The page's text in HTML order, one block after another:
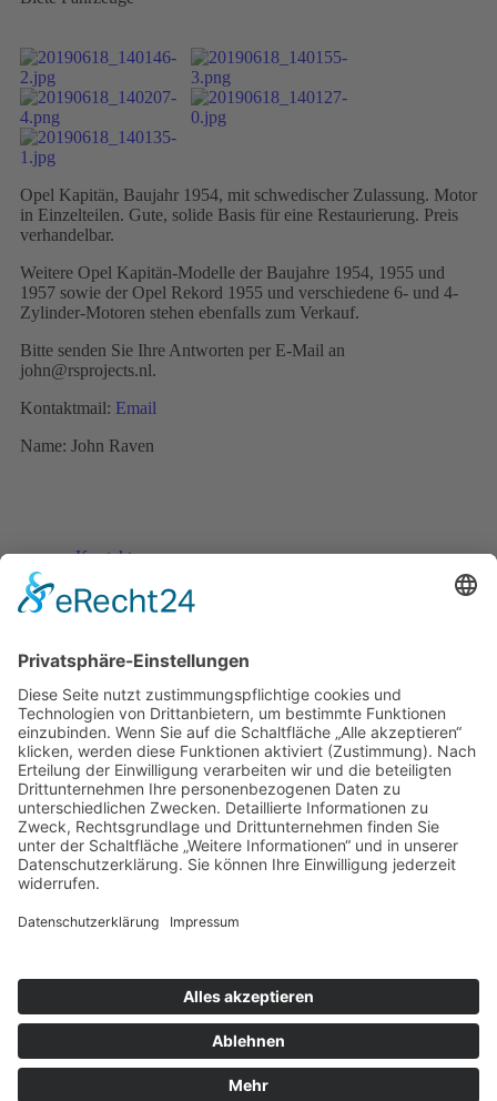
Opel Kapitän, Baujahr 1954, mit schwedischer Zulassung. Motor
in Einzelteilen. Gute, solide Basis für eine Restaurierung. Preis
verhandelbar.
Weitere Opel Kapitän-Modelle der Baujahre 1954, 1955 und
1957 sowie der Opel Rekord 1955 und verschiedene 6- und 4-
Zylinder-Motoren stehen ebenfalls zum Verkauf.
Bitte senden Sie Ihre Antworten per E-Mail an
john@rsprojects.nl.
Kontaktmail: Email
Name: John Raven
Kontakt
Datenschutzerklärung
Mitgliederbereich
Umsetzung:DOUBLE-A-DESIGN
Suche
Hier können Sie die gesamte Webseite durchsuchen: